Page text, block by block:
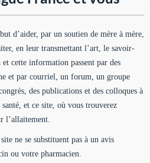
d’aider, par un soutien de mère à mère,
en leur transmettant l’art, le savoir-
cette information passent par des
et par courriel, un forum, un groupe
des publications et des colloques à
et ce site, où vous trouverez
l’allaitement.
ne se substituent pas à un avis
ou votre pharmacien.